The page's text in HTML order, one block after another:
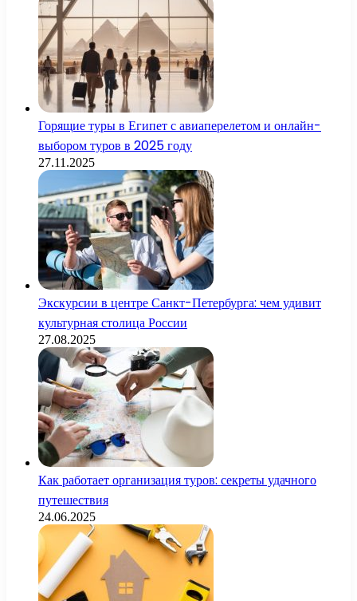
Горящие туры в Египет с авиаперелетом и онлайн-
выбором туров в 2025 году
27.11.2025
Экскурсии в центре Санкт-Петербурга: чем удивит
культурная столица России
27.08.2025
Как работает организация туров: секреты удачного
путешествия
24.06.2025